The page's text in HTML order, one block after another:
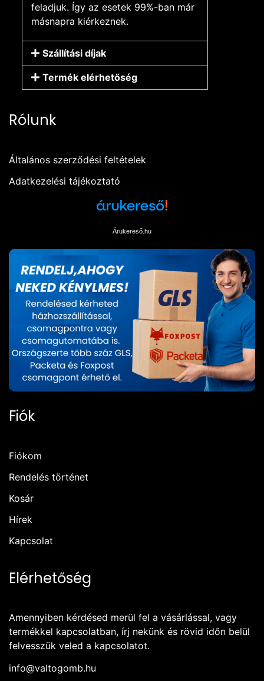
feladjuk. Így az esetek 99%-ban már
másnapra kiérkeznek.
Szállítási díjak
Termék elérhetőség
Rólunk
Általános szerződési feltételek
Adatkezelési tájékoztató
Árukereső.hu
Fiók
Fiókom
Rendelés történet
Kosár
Hírek
Kapcsolat
Elérhetőség
Amennyiben kérdésed merül fel a vásárlással, vagy
termékkel kapcsolatban, írj nekünk és rövid időn belül
felvesszük veled a kapcsolatot.
info@valtogomb.hu